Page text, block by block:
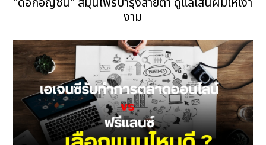
งาม